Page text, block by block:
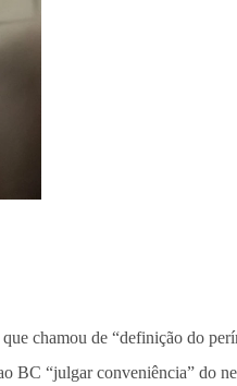
chamou de “definição do
BC “julgar conveniência” do